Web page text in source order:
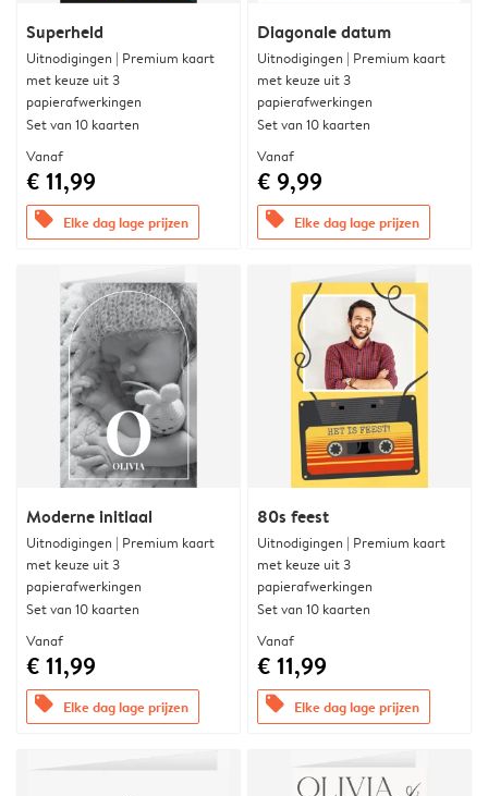
Superheld
Uitnodigingen | Premium kaart
met keuze uit 3
papierafwerkingen
Set van 10 kaarten
Vanaf
€ 11,99
offers Elke dag lage prijzen
Diagonale datum
Uitnodigingen | Premium kaart
met keuze uit 3
papierafwerkingen
Set van 10 kaarten
Vanaf
€ 9,99
offers Elke dag lage prijzen
Moderne initiaal
Uitnodigingen | Premium kaart
met keuze uit 3
papierafwerkingen
Set van 10 kaarten
Vanaf
€ 11,99
offers Elke dag lage prijzen
80s feest
Uitnodigingen | Premium kaart
met keuze uit 3
papierafwerkingen
Set van 10 kaarten
Vanaf
€ 11,99
offers Elke dag lage prijzen